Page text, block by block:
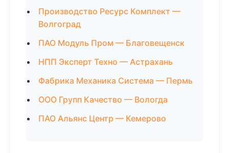
Производство Ресурс Комплект —
Волгоград
ПАО Модуль Пром — Благовещенск
НПП Эксперт Техно — Астрахань
Фабрика Механика Система — Пермь
ООО Групп Качество — Вологда
ПАО Альянс Центр — Кемерово